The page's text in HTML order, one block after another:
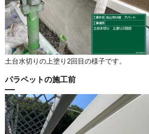
土台水切りの上塗り2回目の様子です。
パラペットの施工前